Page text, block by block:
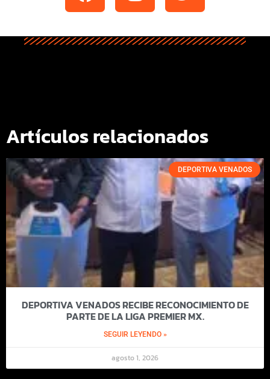
Artículos relacionados
DEPORTIVA VENADOS
DEPORTIVA VENADOS RECIBE RECONOCIMIENTO DE
PARTE DE LA LIGA PREMIER MX.
SEGUIR LEYENDO »
agosto 1, 2026